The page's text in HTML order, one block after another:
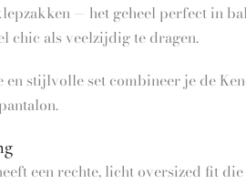
— het geheel perfect in
chic als veelzijdig te dragen.
en stijlvolle set combineer je de
een rechte, licht oversized fit